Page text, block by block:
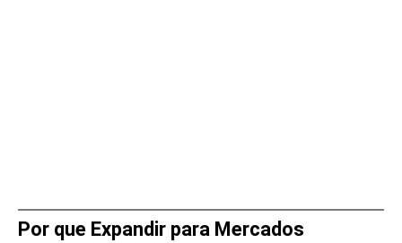
Por que Expandir para Mercados